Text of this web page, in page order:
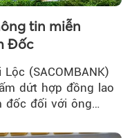
tin miễn
Đốc
(SACOMBANK)
dứt hợp đồng lao
đốc đối với ông